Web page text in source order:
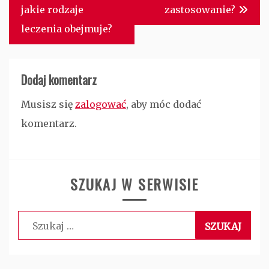
wpisu
jakie rodzaje
leczenia obejmuje?
zastosowanie?
Dodaj komentarz
Musisz się zalogować, aby móc dodać
komentarz.
SZUKAJ W SERWISIE
Szukaj: